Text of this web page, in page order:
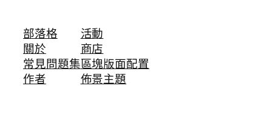
部落格
關於
常見問題集
作者
活動
商店
區塊版面配置
佈景主題